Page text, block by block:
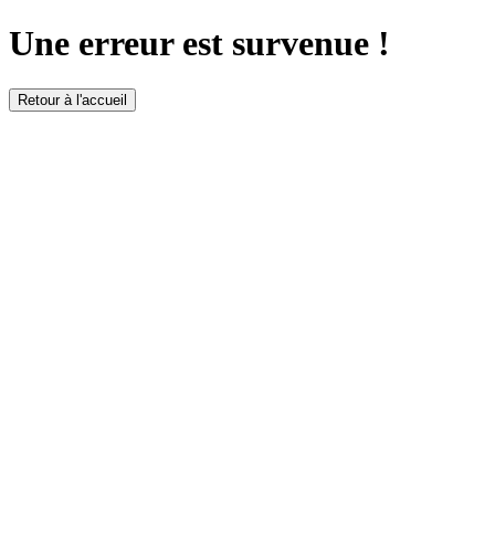
Une erreur est survenue !
Retour à l'accueil